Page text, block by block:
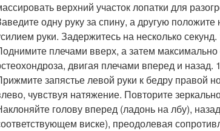
верхний участок лопатки для
одну руку за спину, а другую
руки. Задержитесь на несколько секунд.
плечами вверх, а затем
двигая плечами вперед и назад.
запястье левой руки к бедру правой
чувствуя натяжение. Повторите
голову вперед (ладонь на лбу),
виске), преодолевая